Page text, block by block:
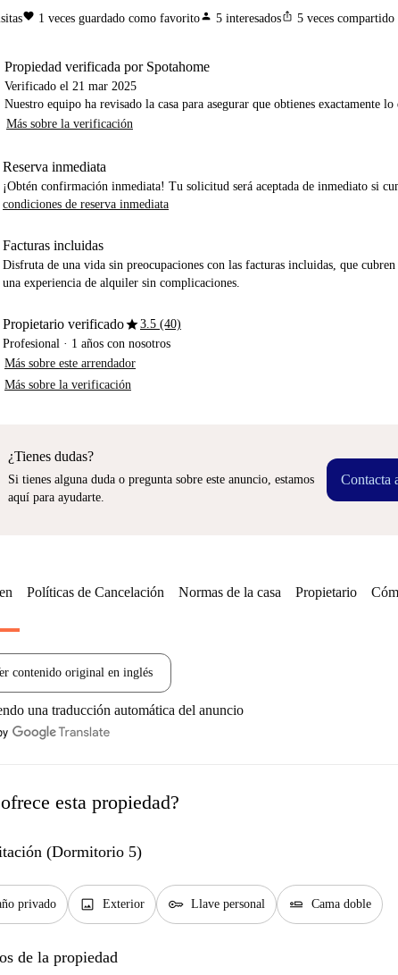
favorite 1 veces guardado como favoritoperson 5 interesadosios_share 5 veces compartido
Propiedad verificada por Spotahome
Verificado el 21 mar 2025
Nuestro equipo ha revisado la casa para asegurar que obtienes exactamente
Más sobre la verificación
Reserva inmediata
¡Obtén confirmación inmediata! Tu solicitud será aceptada de inmediato si
condiciones de reserva inmediata
Facturas incluidas
Disfruta de una vida sin preocupaciones con las facturas incluidas, que
una experiencia de alquiler sin complicaciones.
Propietario verificadostar3.5 (40)
Profesional · 1 años con nosotros
Más sobre este arrendador
Más sobre la verificación
¿Tienes dudas?
Si tienes alguna duda o pregunta sobre este anuncio, estamos
aquí para ayudarte.
Contacta
Políticas de Cancelación Normas de la casa Propietario
contenido original en inglés
una traducción automática del anuncio
esta propiedad?
(Dormitorio 5)
privado image Exterior key Llave personal airline_seat_flat Cama doble
de la propiedad